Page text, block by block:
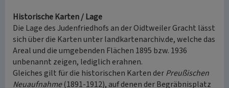
Historische Karten / Lage
Die Lage des Judenfriedhofs an der Oidtweiler Gracht lässt
sich über die Karten unter landkartenarchiv.de, welche das
Areal und die umgebenden Flächen 1895 bzw. 1936
unbenannt zeigen, lediglich erahnen.
Gleiches gilt für die historischen Karten derPreußischen
Neuaufnahme(1891-1912), auf denen der Begräbnisplatz